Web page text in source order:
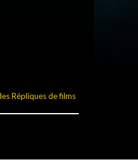
Répliques de films